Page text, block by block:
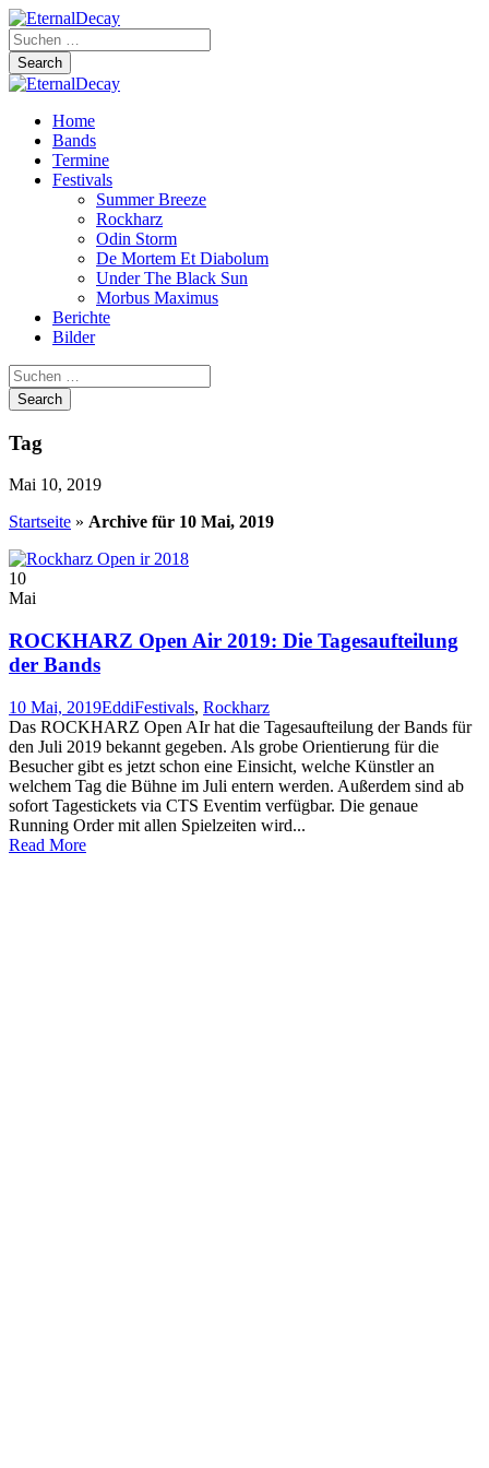
Home
Bands
Termine
Festivals
Summer Breeze
Rockharz
Odin Storm
De Mortem Et Diabolum
Under The Black Sun
Morbus Maximus
Berichte
Bilder
Tag
Mai 10, 2019
Startseite » Archive für 10 Mai, 2019
10
Mai
ROCKHARZ Open Air 2019: Die Tagesaufteilung
der Bands
10 Mai, 2019EddiFestivals, Rockharz
Das ROCKHARZ Open AIr hat die Tagesaufteilung der Bands für
den Juli 2019 bekannt gegeben. Als grobe Orientierung für die
Besucher gibt es jetzt schon eine Einsicht, welche Künstler an
welchem Tag die Bühne im Juli entern werden. Außerdem sind ab
sofort Tagestickets via CTS Eventim verfügbar. Die genaue
Running Order mit allen Spielzeiten wird...
Read More